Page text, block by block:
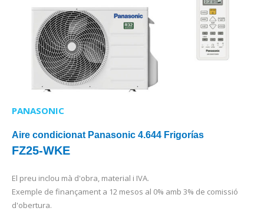
PANASONIC
Aire condicionat Panasonic 4.644 Frigorías
FZ25-WKE
El preu inclou mà d'obra, material i IVA.
Exemple de finançament a 12 mesos al 0% amb 3% de comissió
d'obertura.